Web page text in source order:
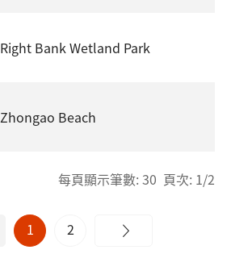
Right Bank Wetland Park
Zhongao Beach
每頁顯示筆數: 30 頁次: 1/2
1 2